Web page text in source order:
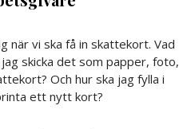
när vi ska få in skattekort. Vad
skicka det som papper, foto,
Och hur ska jag fylla i
ett nytt kort?